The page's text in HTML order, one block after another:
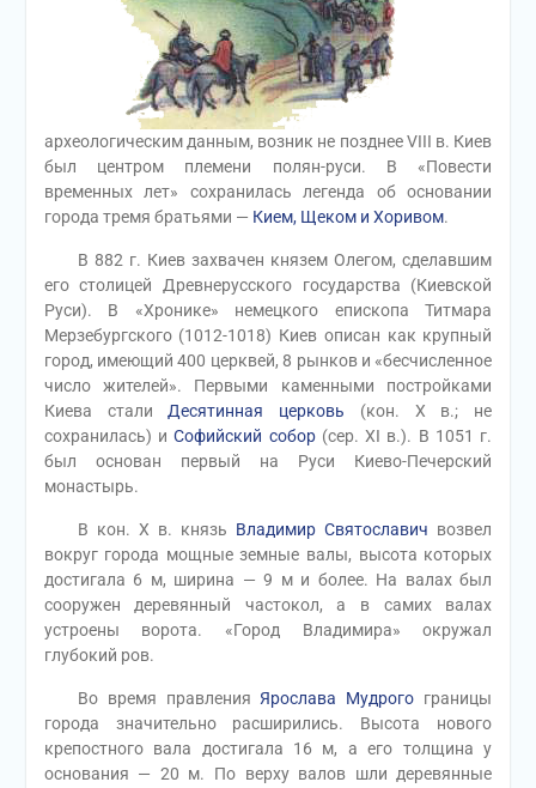
археологическим данным, возник не позднее VIII в. Киев
был центром племени полян-руси. В «Повести
временных лет» сохранилась легенда об основании
города тремя братьями — Кием, Щеком и Хоривом.
В 882 г. Киев захвачен князем Олегом, сделавшим
его столицей Древнерусского государства (Киевской
Руси). В «Хронике» немецкого епископа Титмара
Мерзебургского (1012-1018) Киев описан как крупный
город, имеющий 400 церквей, 8 рынков и «бесчисленное
число жителей». Первыми каменными постройками
Киева сталиДесятинная церковь (кон. X в.; не
сохранилась) иСофийский собор(сер. XI в.). В 1051 г.
был основан первый на Руси Киево-Печерский
монастырь.
В кон. X в. князь Владимир Святославич возвел
вокруг города мощные земные валы, высота которых
достигала 6 м, ширина — 9 м и более. На валах был
сооружен деревянный частокол, а в самих валах
устроены ворота. «Город Владимира» окружал
глубокий ров.
Во время правленияЯрослава Мудрого границы
города значительно расширились. Высота нового
крепостного вала достигала 16 м, а его толщина у
основания — 20 м. По верху валов шли деревянные